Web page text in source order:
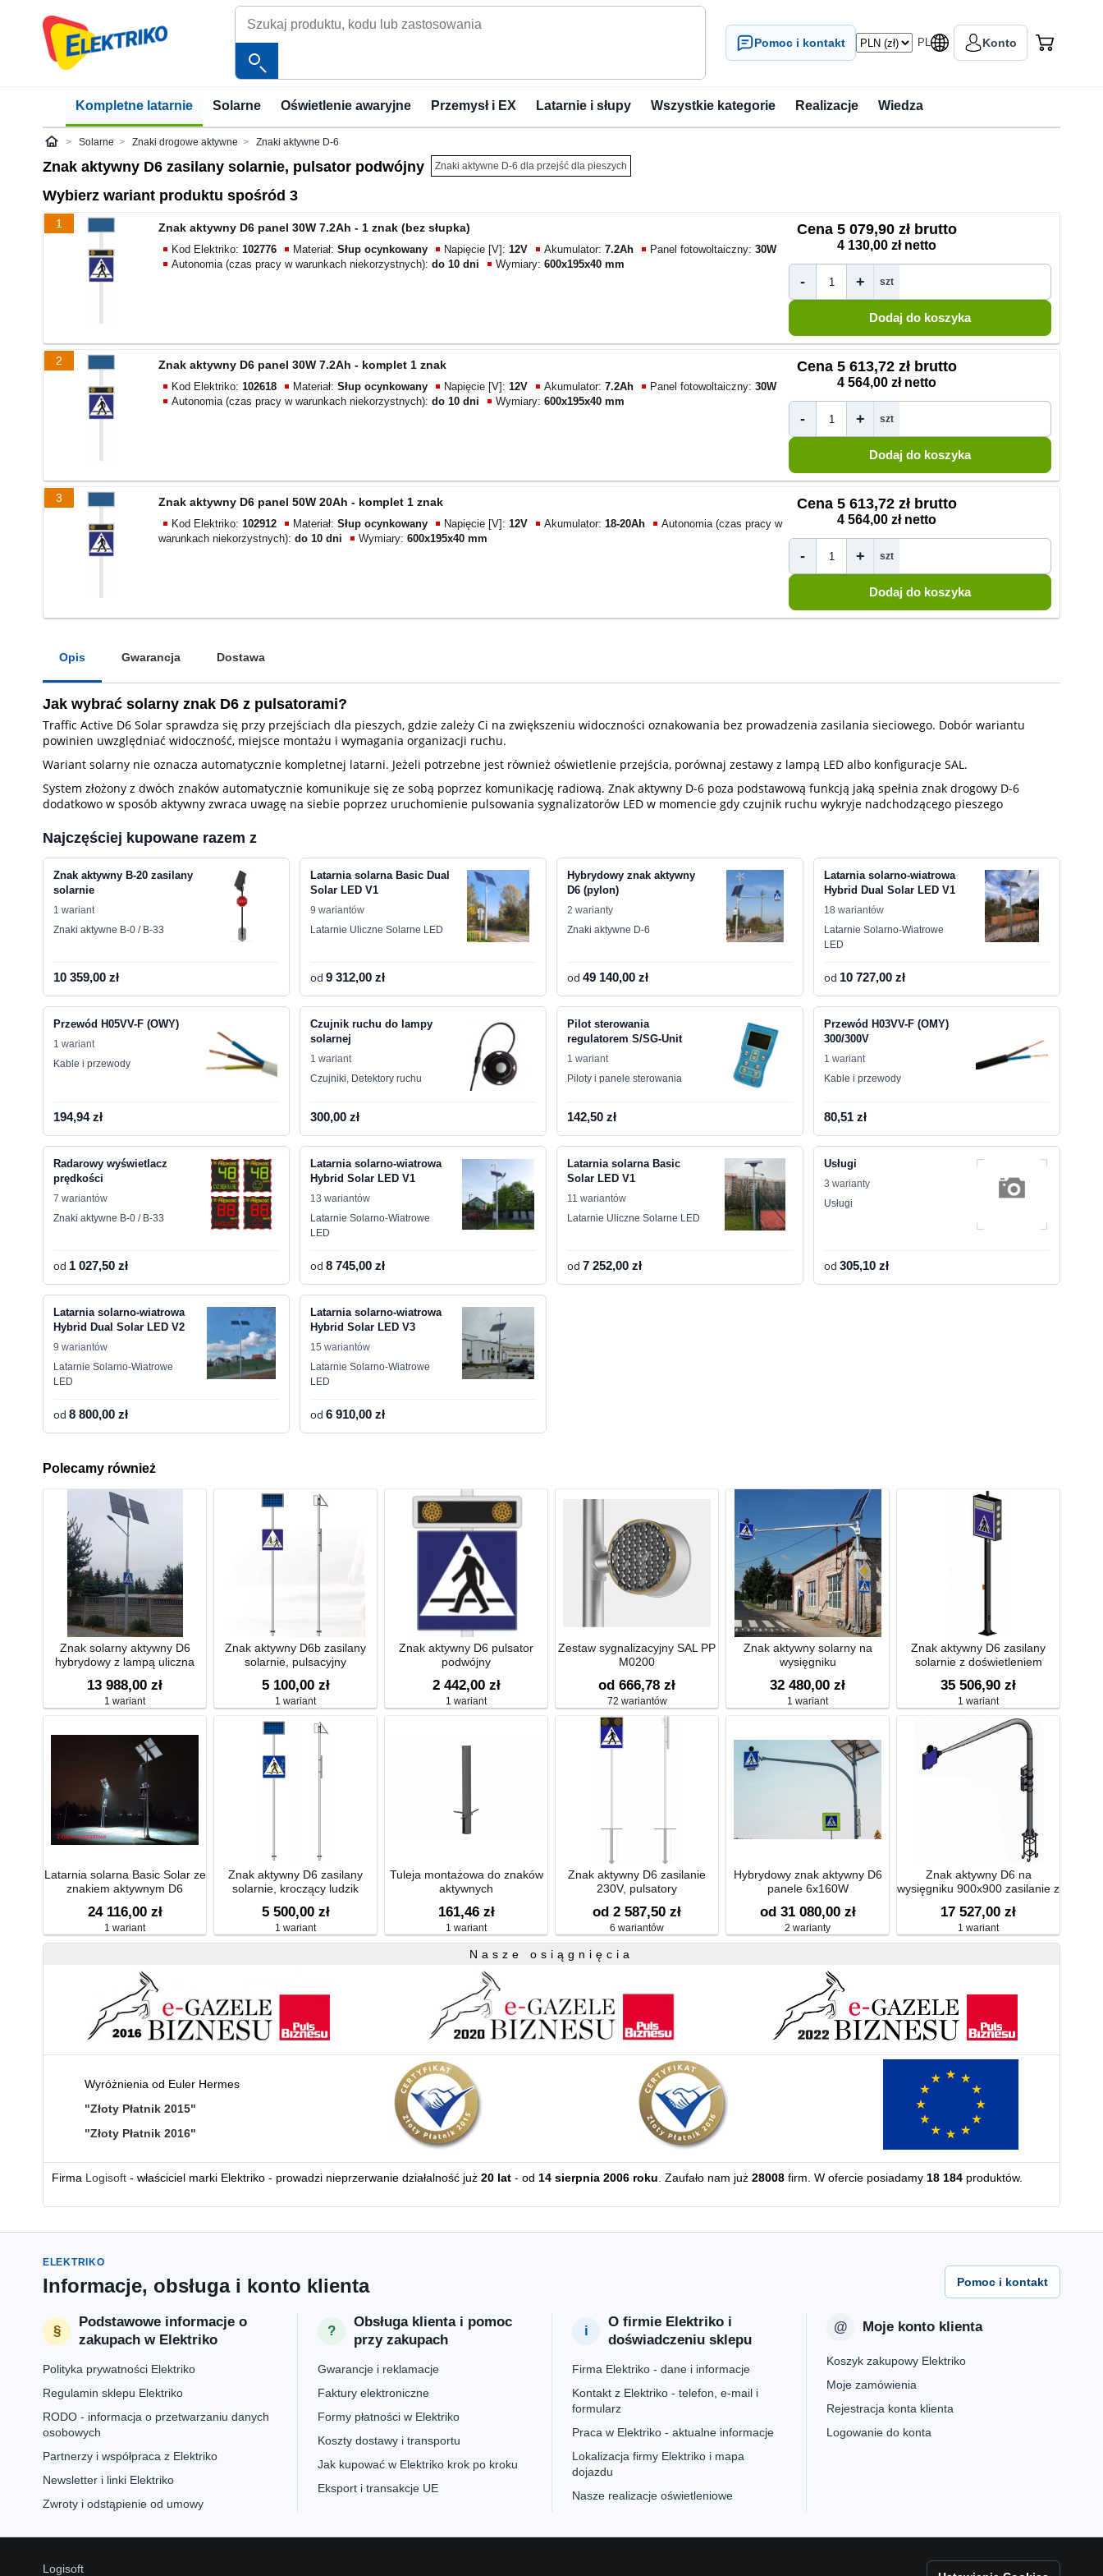
Pomoc i kontakt PL Konto
Kompletne latarnie Solarne Oświetlenie awaryjne Przemysł i EX Latarnie i słupy Wszystkie kategorie Realizacje Wiedza
ElektrikoSolarne Znaki drogowe aktywne Znaki aktywne D-6
Znak aktywny D6 zasilany solarnie, pulsator podwójny Znaki aktywne D-6 dla przejść dla pieszych
Wybierz wariant produktu spośród 3
1 Znak aktywny D6 panel 30W 7.2Ah - 1 znak (bez słupka)
Kod Elektriko: 102776 Materiał: Słup ocynkowany Napięcie [V]: 12V Akumulator: 7.2Ah Panel fotowoltaiczny: 30W
Autonomia (czas pracy w warunkach niekorzystnych): do 10 dni Wymiary: 600x195x40 mm
Cena 5 079,90 zł brutto
4 130,00 zł netto
- + szt
2 Znak aktywny D6 panel 30W 7.2Ah - komplet 1 znak
Kod Elektriko: 102618 Materiał: Słup ocynkowany Napięcie [V]: 12V Akumulator: 7.2Ah Panel fotowoltaiczny: 30W
Autonomia (czas pracy w warunkach niekorzystnych): do 10 dni Wymiary: 600x195x40 mm
Cena 5 613,72 zł brutto
4 564,00 zł netto
- + szt
3 Znak aktywny D6 panel 50W 20Ah - komplet 1 znak
Kod Elektriko: 102912 Materiał: Słup ocynkowany Napięcie [V]: 12V Akumulator: 18-20Ah
Autonomia (czas pracy w
warunkach niekorzystnych): do 10 dni Wymiary: 600x195x40 mm
Cena 5 613,72 zł brutto
4 564,00 zł netto
- + szt
Opis Gwarancja Dostawa
Jak wybrać solarny znak D6 z pulsatorami?
Traffic Active D6 Solar sprawdza się przy przejściach dla pieszych, gdzie zależy Ci na zwiększeniu widoczności oznakowania bez prowadzenia zasilania sieciowego. Dobór wariantu
powinien uwzględniać widoczność, miejsce montażu i wymagania organizacji ruchu.
Wariant solarny nie oznacza automatycznie kompletnej latarni. Jeżeli potrzebne jest również oświetlenie przejścia, porównaj zestawy z lampą LED albo konfiguracje SAL.
System złożony z dwóch znaków automatycznie komunikuje się ze sobą poprzez komunikację radiową. Znak aktywny D-6 poza podstawową funkcją jaką spełnia znak drogowy D-6
dodatkowo w sposób aktywny zwraca uwagę na siebie poprzez uruchomienie pulsowania sygnalizatorów LED w momencie gdy czujnik ruchu wykryje nadchodzącego pieszego
Najczęściej kupowane razem z
Znak aktywny B-20 zasilany
solarnie
1 wariant
Znaki aktywne B-0 / B-33
10 359,00 zł
Latarnia solarna Basic Dual
Solar LED V1
9 wariantów
Latarnie Uliczne Solarne LED
od 9 312,00 zł
Hybrydowy znak aktywny
D6 (pylon)
2 warianty
Znaki aktywne D-6
od 49 140,00 zł
Latarnia solarno-wiatrowa
Hybrid Dual Solar LED V1
18 wariantów
Latarnie Solarno-Wiatrowe
LED
od 10 727,00 zł
Przewód H05VV-F (OWY)
1 wariant
Kable i przewody
194,94 zł
Czujnik ruchu do lampy
solarnej
1 wariant
Czujniki, Detektory ruchu
300,00 zł
Pilot sterowania
regulatorem S/SG-Unit
1 wariant
Piloty i panele sterowania
142,50 zł
Przewód H03VV-F (OMY)
300/300V
1 wariant
Kable i przewody
80,51 zł
Radarowy wyświetlacz
prędkości
7 wariantów
Znaki aktywne B-0 / B-33
od 1 027,50 zł
Latarnia solarno-wiatrowa
Hybrid Solar LED V1
13 wariantów
Latarnie Solarno-Wiatrowe
LED
od 8 745,00 zł
Latarnia solarna Basic
Solar LED V1
11 wariantów
Latarnie Uliczne Solarne LED
od 7 252,00 zł
Usługi
3 warianty
Usługi
od 305,10 zł
Latarnia solarno-wiatrowa
Hybrid Dual Solar LED V2
9 wariantów
Latarnie Solarno-Wiatrowe
LED
od 8 800,00 zł
Latarnia solarno-wiatrowa
Hybrid Solar LED V3
15 wariantów
Latarnie Solarno-Wiatrowe
LED
od 6 910,00 zł
Polecamy również
Znak solarny aktywny D6
hybrydowy z lampą uliczna
13 988,00 zł
1 wariant
Znak aktywny D6b zasilany
solarnie, pulsacyjny
5 100,00 zł
1 wariant
Znak aktywny D6 pulsator
podwójny
2 442,00 zł
1 wariant
Zestaw sygnalizacyjny SAL PP
M0200
od 666,78 zł
72 wariantów
Znak aktywny solarny na
wysięgniku
32 480,00 zł
1 wariant
Znak aktywny D6 zasilany
solarnie z doświetleniem
35 506,90 zł
1 wariant
Latarnia solarna Basic Solar ze
znakiem aktywnym D6
24 116,00 zł
1 wariant
Znak aktywny D6 zasilany
solarnie, kroczący ludzik
5 500,00 zł
1 wariant
Tuleja montażowa do znaków
aktywnych
161,46 zł
1 wariant
Znak aktywny D6 zasilanie
230V, pulsatory
od 2 587,50 zł
6 wariantów
Hybrydowy znak aktywny D6
panele 6x160W
od 31 080,00 zł
2 warianty
Znak aktywny D6 na
wysięgniku 900x900 zasilanie z
17 527,00 zł
1 wariant
Nasze osiągnięcia
Wyróżnienia od Euler Hermes
"Złoty Płatnik 2015"
"Złoty Płatnik 2016"
Firma Logisoft - właściciel marki Elektriko - prowadzi nieprzerwanie działalność już 20 lat - od 14 sierpnia 2006 roku. Zaufało nam już 28008 firm. W ofercie posiadamy 18 184 produktów.
ELEKTRIKO
Informacje, obsługa i konto klienta Pomoc i kontakt
Podstawowe informacje o
zakupach w Elektriko
Polityka prywatności Elektriko
Regulamin sklepu Elektriko
RODO - informacja o przetwarzaniu danych
osobowych
Partnerzy i współpraca z Elektriko
Newsletter i linki Elektriko
Zwroty i odstąpienie od umowy
Obsługa klienta i pomoc
przy zakupach
Gwarancje i reklamacje
Faktury elektroniczne
Formy płatności w Elektriko
Koszty dostawy i transportu
Jak kupować w Elektriko krok po kroku
Eksport i transakcje UE
O firmie Elektriko i
doświadczeniu sklepu
Firma Elektriko - dane i informacje
Kontakt z Elektriko - telefon, e-mail i
formularz
Praca w Elektriko - aktualne informacje
Lokalizacja firmy Elektriko i mapa
dojazdu
Nasze realizacje oświetleniowe
Moje konto klienta
Koszyk zakupowy Elektriko
Moje zamówienia
Rejestracja konta klienta
Logowanie do konta
Logisoft